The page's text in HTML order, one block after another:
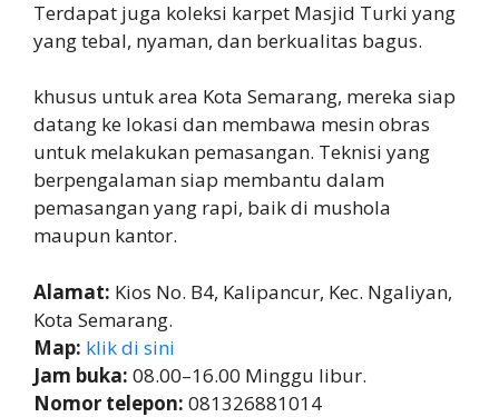
Terdapat juga koleksi karpet Masjid Turki yang
yang tebal, nyaman, dan berkualitas bagus.
khusus untuk area Kota Semarang, mereka siap
datang ke lokasi dan membawa mesin obras
untuk melakukan pemasangan. Teknisi yang
berpengalaman siap membantu dalam
pemasangan yang rapi, baik di mushola
maupun kantor.
Alamat: Kios No. B4, Kalipancur, Kec. Ngaliyan,
Kota Semarang.
Map: klik di sini
Jam buka: 08.00–16.00 Minggu libur.
Nomor telepon: 081326881014